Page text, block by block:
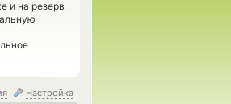
и на резерв
Настройка